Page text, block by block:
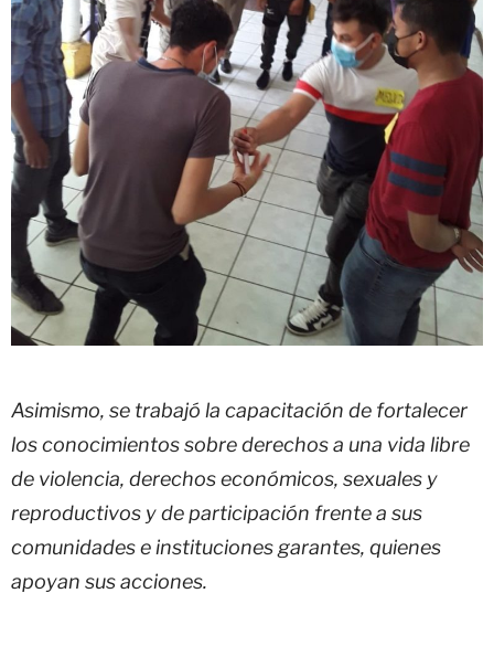
Asimismo, se trabajó la capacitación de fortalecer
los conocimientos sobre derechos a una vida libre
de violencia, derechos económicos, sexuales y
reproductivos y de participación frente a sus
comunidades e instituciones garantes, quienes
apoyan sus acciones.